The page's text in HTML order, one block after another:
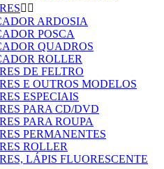
 
ARDOSIA
POSCA
QUADROS
ROLLER
DE FELTRO
E OUTROS MODELOS
ESPECIAIS
PARA CD/DVD
PARA ROUPA
PERMANENTES
ROLLER
LÁPIS FLUORESCENTE